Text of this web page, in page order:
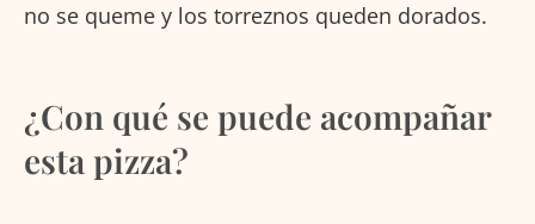
no se queme y los torreznos queden dorados.
¿Con qué se puede acompañar
esta pizza?